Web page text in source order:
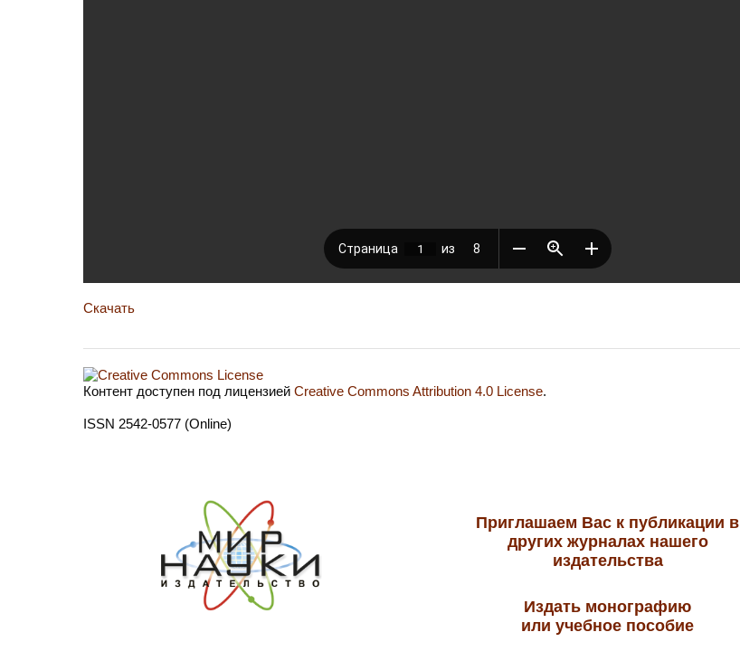
Скачать
Контент доступен под лицензией Creative Commons Attribution 4.0 License.
ISSN 2542-0577 (Online)
Приглашаем Вас к публикации в
других журналах нашего
издательства
Издать монографию
или учебное пособие